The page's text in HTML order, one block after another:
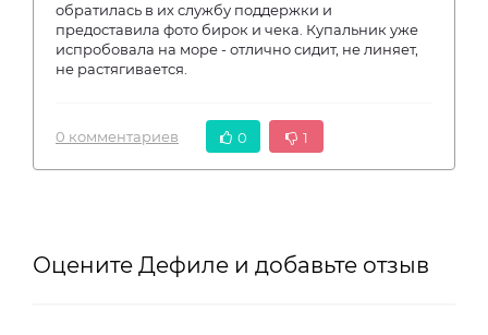
обратилась в их службу поддержки и
предоставила фото бирок и чека. Купальник уже
испробовала на море - отлично сидит, не линяет,
не растягивается.
0 комментариев 0 1
Оцените Дефиле и добавьте отзыв